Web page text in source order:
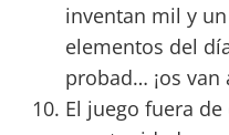
inventan mil y
elementos del
probad… ¡os van
El juego fuera